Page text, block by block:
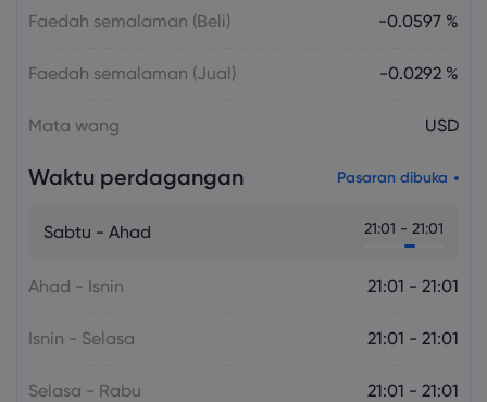
Overheating, U.S. Trade Policy Risk
Faedah semalaman (Beli) -0.0597 %
Faedah semalaman (Jual) -0.0292 %
Mata wang USD
Waktu perdagangan Pasaran dibuka
Sabtu - Ahad 21:01 - 21:01
Ahad - Isnin 21:01 - 21:01
Isnin - Selasa 21:01 - 21:01
Selasa - Rabu 21:01 - 21:01